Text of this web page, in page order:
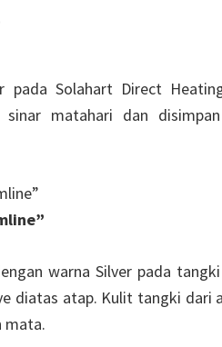
pada Solahart Direct
matahari dan
warna Silver pada
diatas atap. Kulit tangki
mata.